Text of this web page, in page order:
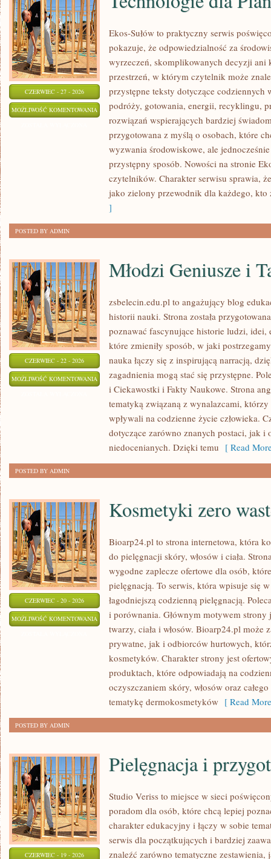
CZERWIEC - 27 - 2026
MOŻLIWOŚĆ KOMENTOWANIA TECHNOLOGIE
PLANETY
Ekos-Sułów to praktyczny serwis
pokazuje, że odpowiedzialność za
wyrzeczeń, skomplikowanych decyzji ani
przestrzeń, w którym czytelnik może
przystępne teksty dotyczące
podróży, gotowania, energii, recyklingu,
rozwiązań wspierających bardziej
przygotowana z myślą o osobach, które
wyzwania środowiskowe, ale
przystępny sposób. Nowości na stronie
czytelników. Charakter serwisu sprawia,
jako zielony przewodnik dla każdego, kto
]
POSTED BY ADMIN
CZERWIEC - 22 - 2026
MOŻLIWOŚĆ KOMENTOWANIA MŁODZI
GENIUSZE
TALENTY
Młodzi Geniusze i
zsbelecin.edu.pl to angażujący blog
historii nauki. Strona została
poznawać fascynujące historie ludzi,
które zmieniły sposób, w jaki
nauka łączy się z inspirującą narracją,
zagadnienia mogą stać się przystępne.
i Ciekawostki i Fakty Naukowe. Strona
tematyką związaną z wynalazcami,
wpływali na codzienne życie człowieka.
dotyczące zarówno znanych postaci, jak i
niedocenianych. Dzięki temu [ Read
POSTED BY ADMIN
CZERWIEC - 20 - 2026
MOŻLIWOŚĆ KOMENTOWANIA KOSMETYKI
ZERO
WASTE
Kosmetyki zero
Bioarp24.pl to strona internetowa, która
do pielęgnacji skóry, włosów i ciała.
wygodne zaplecze ofertowe dla osób,
pielęgnacją. To serwis, która wpisuje się
łagodniejszą codzienną pielęgnacją.
i porównania. Głównym motywem strony
twarzy, ciała i włosów. Bioarp24.pl może
prywatne, jak i odbiorców hurtowych,
kosmetyków. Charakter strony jest
produktach, które odpowiadają na
oczyszczaniem skóry, włosów oraz
tematykę dermokosmetyków [ Read
POSTED BY ADMIN
CZERWIEC - 19 - 2026
Pielęgnacja i
Studio Veriss to miejsce w sieci
poradom dla osób, które chcą lepiej
charakter edukacyjny i łączy w sobie
serwis dla początkujących i bardziej
znaleźć zarówno tematyczne zestawienia,